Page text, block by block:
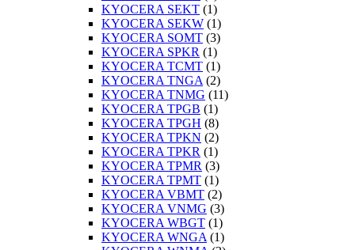
KYOCERA SEKT (1)
KYOCERA SEKW (1)
KYOCERA SOMT (3)
KYOCERA SPKR (1)
KYOCERA TCMT (1)
KYOCERA TNGA (2)
KYOCERA TNMG (11)
KYOCERA TPGB (1)
KYOCERA TPGH (8)
KYOCERA TPKN (2)
KYOCERA TPKR (1)
KYOCERA TPMR (3)
KYOCERA TPMT (1)
KYOCERA VBMT (2)
KYOCERA VNMG (3)
KYOCERA WBGT (1)
KYOCERA WNGA (1)